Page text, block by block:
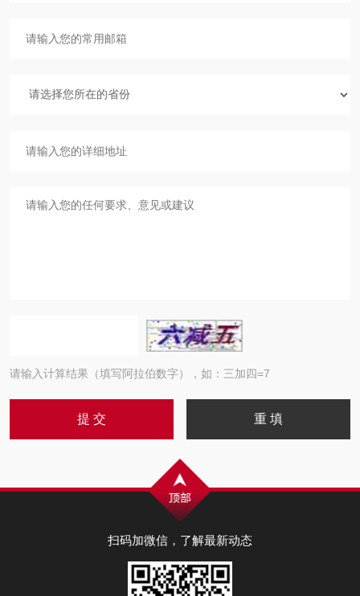
请输入计算结果（填写阿拉伯数字），如：三加四=7
扫码加微信，了解最新动态